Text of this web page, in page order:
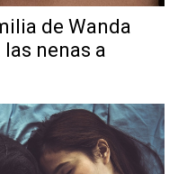
de Wanda
nenas a